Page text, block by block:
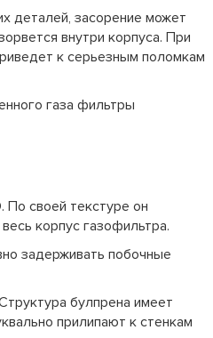
деталей, засорение может
внутри корпуса. При
к серьезным поломкам
газа фильтры
своей текстуре он
корпус газофильтра.
задерживать побочные
булпрена имеет
прилипают к стенкам